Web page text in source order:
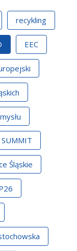
recykling
EEC
SUMMIT
Śląskie